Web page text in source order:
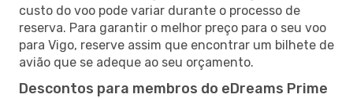
custo do voo pode variar durante o processo de
reserva. Para garantir o melhor preço para o seu voo
para Vigo, reserve assim que encontrar um bilhete de
avião que se adeque ao seu orçamento.
Descontos para membros do eDreams Prime